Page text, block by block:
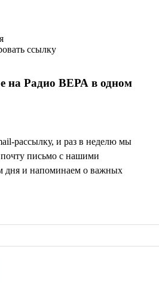
на Радио ВЕРА в одном
рассылку, и раз в неделю мы
письмо с нашими
дня и напоминаем о важных